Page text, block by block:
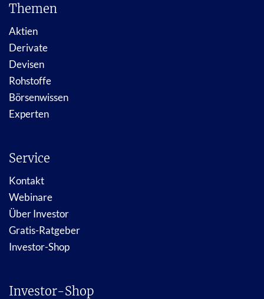
Themen
Aktien
Derivate
Devisen
Rohstoffe
Börsenwissen
Experten
Service
Kontakt
Webinare
Über Investor
Gratis-Ratgeber
Investor-Shop
Investor-Shop